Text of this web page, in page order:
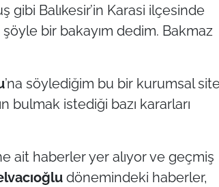
gibi Balıkesir’in Karasi ilçesinde
bir bakayım dedim. Bakmaz
’na söylediğim bu bir kurumsal
bulmak istediği bazı kararları
ait haberler yer alıyor ve geçmiş
dönemindeki haberler,